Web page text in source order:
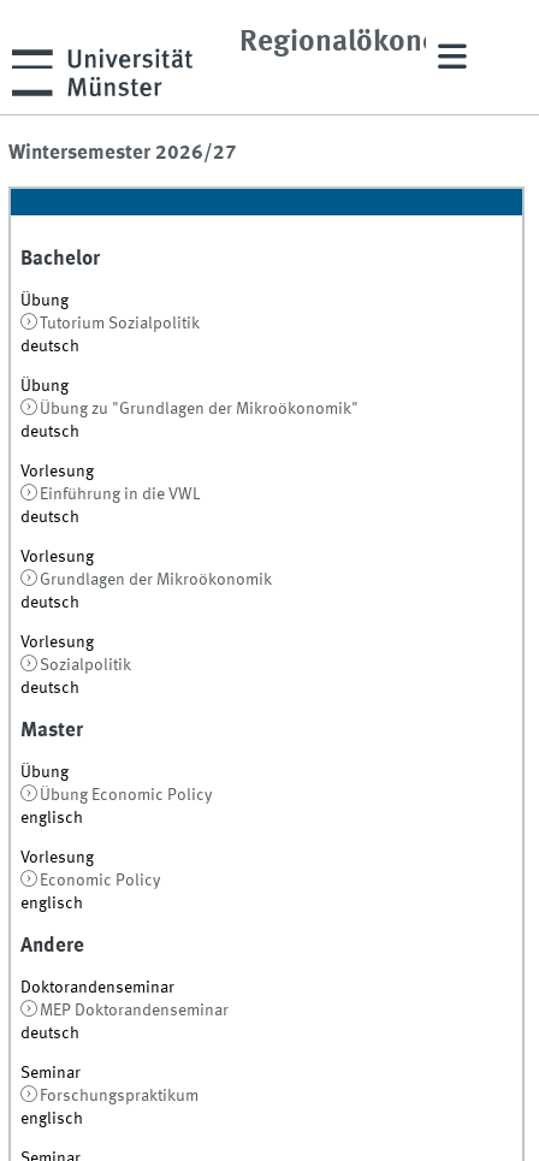
Regionalökonomik
Wintersemester 2026/27
Bachelor
Übung
Tutorium Sozialpolitik
deutsch
Übung
Übung zu "Grundlagen der Mikroökonomik"
deutsch
Vorlesung
Einführung in die VWL
deutsch
Vorlesung
Grundlagen der Mikroökonomik
deutsch
Vorlesung
Sozialpolitik
deutsch
Master
Übung
Übung Economic Policy
englisch
Vorlesung
Economic Policy
englisch
Andere
Doktorandenseminar
MEP Doktorandenseminar
deutsch
Seminar
Forschungspraktikum
englisch